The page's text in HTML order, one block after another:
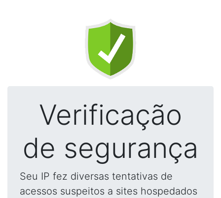
Verificação
de segurança
Seu IP fez diversas tentativas de
acessos suspeitos a sites hospedados